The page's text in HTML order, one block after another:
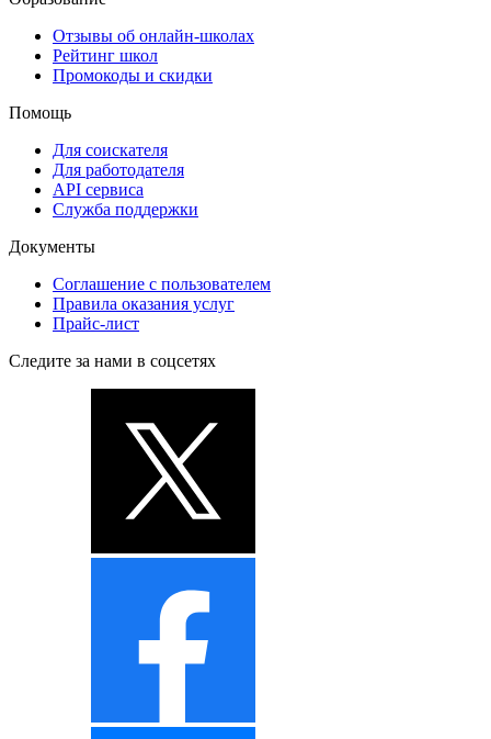
Отзывы об онлайн-школах
Рейтинг школ
Промокоды и скидки
Помощь
Для соискателя
Для работодателя
API сервиса
Служба поддержки
Документы
Соглашение с пользователем
Правила оказания услуг
Прайс-лист
Следите за нами в соцсетях